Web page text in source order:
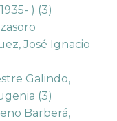
) (3)
José Ignacio
Galindo,
(3)
Barberá,